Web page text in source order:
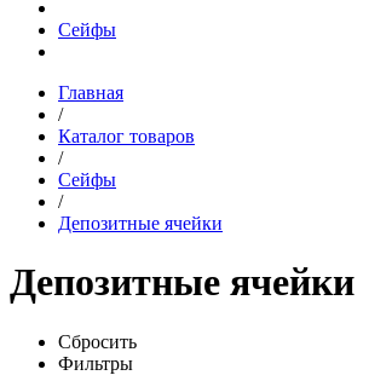
Сейфы
Главная
/
Каталог товаров
/
Сейфы
/
Депозитные ячейки
Депозитные ячейки
Сбросить
Фильтры